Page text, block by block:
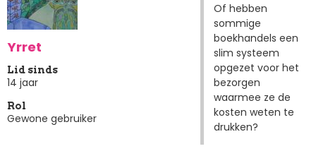
Yrret
Lid sinds
14 jaar
Rol
Gewone gebruiker
Of hebben
sommige
boekhandels een
slim systeem
opgezet voor het
bezorgen
waarmee ze de
kosten weten te
drukken?